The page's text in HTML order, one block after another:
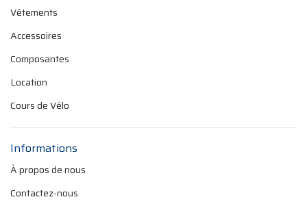
Vêtements
Accessoires
Composantes
Location
Cours de Vélo
Informations
À propos de nous
Contactez-nous